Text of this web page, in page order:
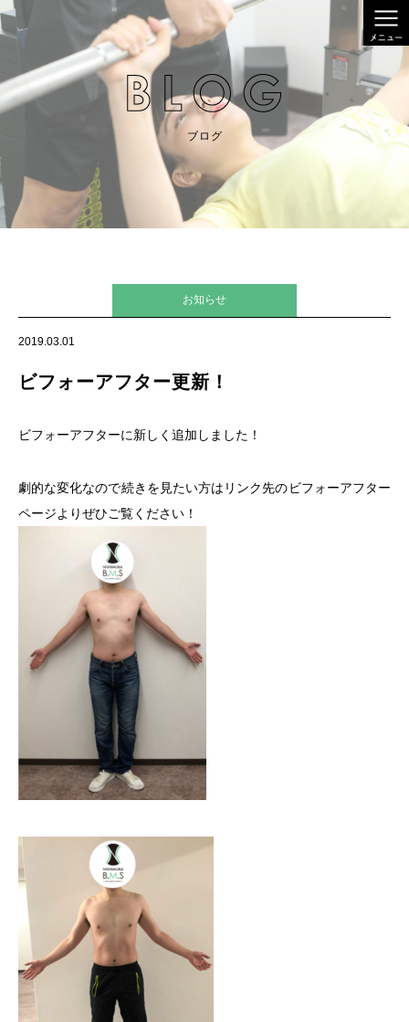
ブログ
お知らせ
2019.03.01
ビフォーアフター更新！
ビフォーアフターに新しく追加しました！
劇的な変化なので続きを見たい方はリンク先のビフォーアフター
ページよりぜひご覧ください！